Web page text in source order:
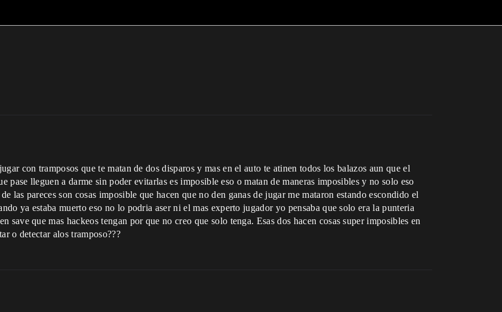
con tramposos que te matan de dos disparos y mas en el auto te atinen todos los balazos aun que el
pase lleguen a darme sin poder evitarlas es imposible eso o matan de maneras imposibles y no solo eso
las pareces son cosas imposible que hacen que no den ganas de jugar me mataron estando escondido el
ya estaba muerto eso no lo podria aser ni el mas experto jugador yo pensaba que solo era la punteria
save que mas hackeos tengan por que no creo que solo tenga. Esas dos hacen cosas super imposibles en
o detectar alos tramposo???